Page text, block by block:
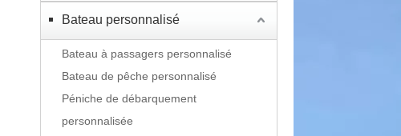
Bateau personnalisé
Bateau à passagers personnalisé
Bateau de pêche personnalisé
Péniche de débarquement
personnalisée